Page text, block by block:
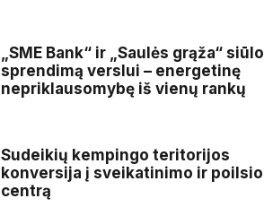
„SME Bank“ ir „Saulės grąža“ siūlo
sprendimą verslui – energetinę
nepriklausomybę iš vienų rankų
Sudeikių kempingo teritorijos
konversija į sveikatinimo ir poilsio
centrą